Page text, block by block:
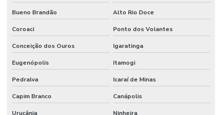
Bueno Brandão Alto Rio Doce
Coroaci Ponto dos Volantes
Conceição dos Ouros Igaratinga
Eugenópolis Itamogi
Pedralva Icaraí de Minas
Capim Branco Canápolis
Urucânia Ninheira